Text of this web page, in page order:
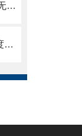
分布式光伏气象站——检测精度高,无人值守的伏环境监测仪2025全+境+派+送
大棚光照传感器—精准监测光照强度！实时反馈数据，助您科学调控光照